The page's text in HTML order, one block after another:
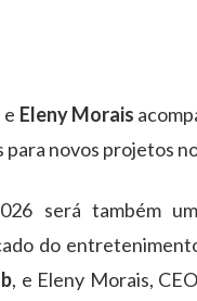
e Eleny Morais
para novos projetos
será também
do
, e Eleny Morais,